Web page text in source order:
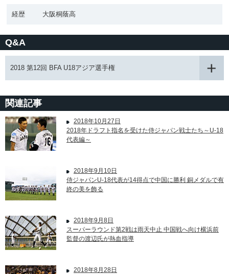
経歴 大阪桐蔭高
Q&A
2018 第12回 BFA U18アジア選手権
関連記事
2018年10月27日
2018年ドラフト指名を受けた侍ジャパン戦士たち～U-18
代表編～
2018年9月10日
侍ジャパンU-18代表が14得点で中国に勝利 銅メダルで有
終の美を飾る
2018年9月8日
スーパーラウンド第2戦は雨天中止 中国戦へ向け横浜前
監督の渡辺氏が熱血指導
2018年8月28日